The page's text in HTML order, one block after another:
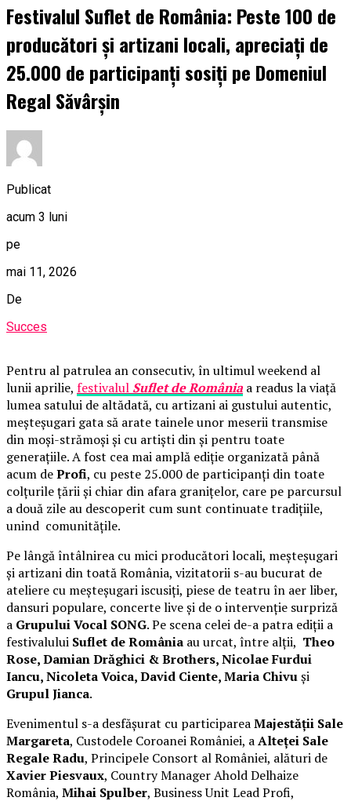
Festivalul Suflet de România: Peste 100 de
producători și artizani locali, apreciați de
25.000 de participanți sosiți pe Domeniul
Regal Săvârșin
Publicat
acum 3 luni
pe
mai 11, 2026
De
Succes
Pentru al patrulea an consecutiv, în ultimul weekend al
lunii aprilie, festivalul Suflet de România a readus la viață
lumea satului de altădată, cu artizani ai gustului autentic,
meșteșugari gata să arate tainele unor meserii transmise
din moși-strămoși și cu artiști din și pentru toate
generațiile. A fost cea mai amplă ediție organizată până
acum deProfi, cu peste 25.000 de participanți din toate
colțurile țării și chiar din afara granițelor, care pe parcursul
a două zile au descoperit cum sunt continuate tradițiile,
unind comunitățile.
Pe lângă întâlnirea cu mici producători locali, meșteșugari
și artizani din toată România, vizitatorii s-au bucurat de
ateliere cu meșteșugari iscusiți, piese de teatru în aer liber,
dansuri populare, concerte live și de o intervenție surpriză
a Grupului Vocal SONG. Pe scena celei de-a patra ediții a
festivalului Suflet de România au urcat, între alții, Theo
Rose, Damian Drăghici & Brothers, Nicolae Furdui
Iancu, Nicoleta Voica, David Ciente, Maria Chivuși
Grupul Jianca.
Evenimentul s-a desfășurat cu participareaMajestății Sale
Margareta, Custodele Coroanei României, aAlteței Sale
Regale Radu, Principele Consort al României, alături de
Xavier Piesvaux, Country Manager Ahold Delhaize
România, Mihai Spulber, Business Unit Lead Profi,